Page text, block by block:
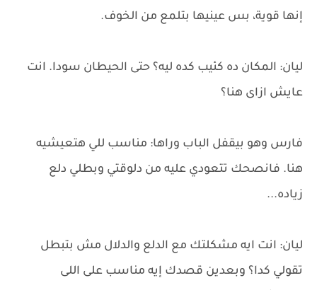
إنها قوية، بس عينيها بتلمع من الخوف.
ليان: المكان ده كئيب كده ليه؟ حتى الحيطان سودا. انت
عايش ازاى هنا؟
فارس وهو بيقفل الباب وراها: مناسب للي هتعيشيه
هنا. فانصحك تتعودي عليه من دلوقتي وبطلي دلع
زياده...
ليان: انت ايه مشكلتك مع الدلع والدلال مش بتبطل
تقولي كدا؟ وبعدين قصدك إيه مناسب على اللى